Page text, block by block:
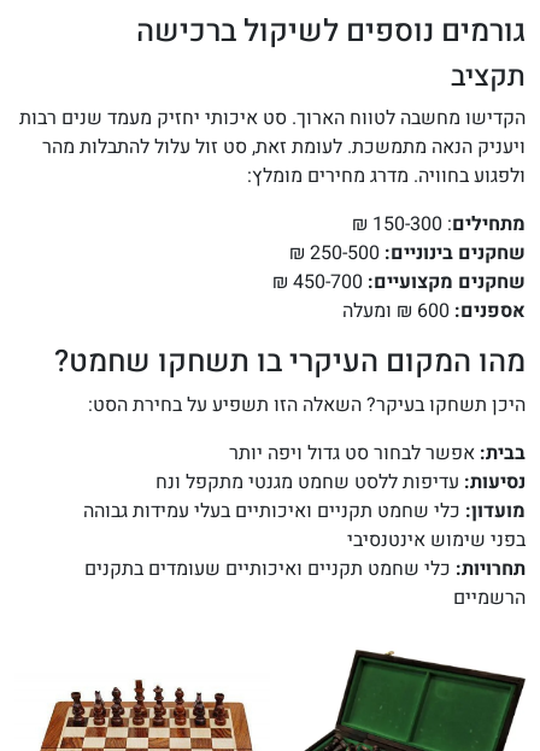
גורמים נוספים לשיקול ברכישה
תקציב
הקדישו מחשבה לטווח הארוך. סט איכותי יחזיק מעמד שנים רבות
ויעניק הנאה מתמשכת. לעומת זאת, סט זול עלול להתבלות מהר
ולפגוע בחוויה. מדרג מחירים מומלץ:
מתחילים: 150-300 ₪
שחקנים בינוניים: 250-500 ₪
שחקנים מקצועיים:
אספנים:
מהו המקום העיקרי בו תשחקו שחמט?
היכן תשחקו בעיקר? השאלה הזו תשפיע על בחירת הסט:
בבית: אפשר לבחור סט גדול ויפה יותר
נסיעות: עדיפות ללסט שחמט מגנטי מתקפל ונח
מועדון: כלי שחמט תקניים ואיכותיים בעלי עמידות גבוהה
בפני שימוש אינטנסיבי
תחרויות: כלי שחמט תקניים ואיכותיים שעומדים בתקנים
הרשמיים